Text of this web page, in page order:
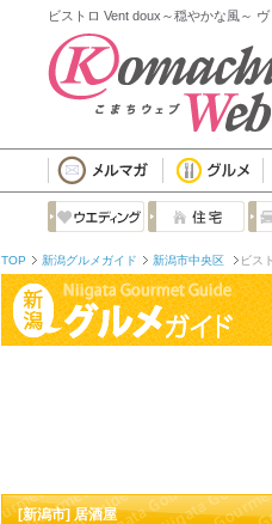
ビストロ Vent doux～穏やかな風～
TOP 新潟グルメガイド 新潟市中央区 ビス
[新潟市] 居酒屋